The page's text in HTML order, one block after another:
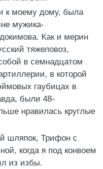
к моему дому, была
мужика-
Как и мерин
тяжеловоз,
в семнадцатом
в которой
гаубицах в
были 48-
нравилась круглые
шляпок, Трифон с
когда я под конвоем
из избы.